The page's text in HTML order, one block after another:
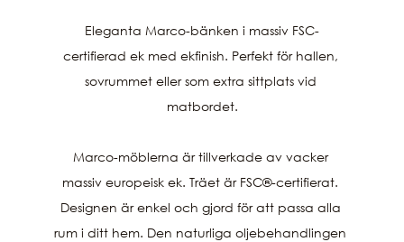
Eleganta Marco-bänken i massiv FSC-
certifierad ek med ekfinish. Perfekt för hallen,
sovrummet eller som extra sittplats vid
matbordet.
Marco-möblerna är tillverkade av vacker
massiv europeisk ek. Träet är FSC®-certifierat.
Designen är enkel och gjord för att passa alla
rum i ditt hem. Den naturliga oljebehandlingen